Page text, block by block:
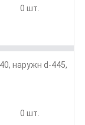
0 шт.
наружн d-445,
0 шт.